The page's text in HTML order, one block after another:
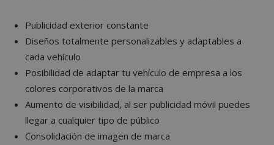
Publicidad exterior constante
Diseños totalmente personalizables y adaptables a
cada vehículo
Posibilidad de adaptar tu vehículo de empresa a los
colores corporativos de la marca
Aumento de visibilidad, al ser publicidad móvil puedes
llegar a cualquier tipo de público
Consolidación de imagen de marca